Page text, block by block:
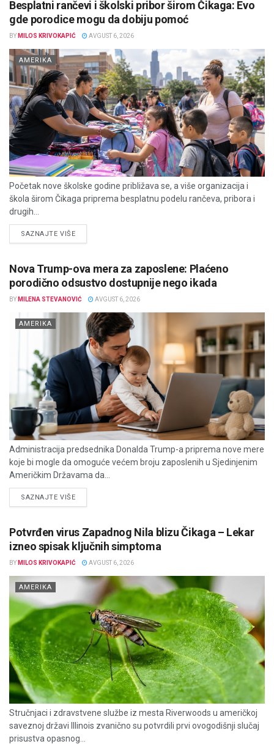
Besplatni rančevi i školski pribor širom Čikaga: Evo
gde porodice mogu da dobiju pomoć
BY MILOS KRIVOKAPIĆ AVGUST 6, 2026
AMERIKA
Početak nove školske godine približava se, a više organizacija i
škola širom Čikaga priprema besplatnu podelu rančeva, pribora i
drugih...
SAZNAJTE VIŠEDETAILS
Nova Trump-ova mera za zaposlene: Plaćeno
porodično odsustvo dostupnije nego ikada
BY MILENA STEVANOVIĆ AVGUST 6, 2026
AMERIKA
Administracija predsednika Donalda Trump-a priprema nove mere
koje bi mogle da omoguće većem broju zaposlenih u Sjedinjenim
Američkim Državama da...
SAZNAJTE VIŠEDETAILS
Potvrđen virus Zapadnog Nila blizu Čikaga – Lekar
izneo spisak ključnih simptoma
BY MILOS KRIVOKAPIĆ AVGUST 6, 2026
AMERIKA
Stručnjaci i zdravstvene službe iz mesta Riverwoods u američkoj
saveznoj državi Illinois zvanično su potvrdili prvi ovogodišnji slučaj
prisustva opasnog...